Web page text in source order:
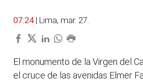
07:24 | Lima, mar. 27.
El monumento de la Virgen del
el cruce de las avenidas Elmer